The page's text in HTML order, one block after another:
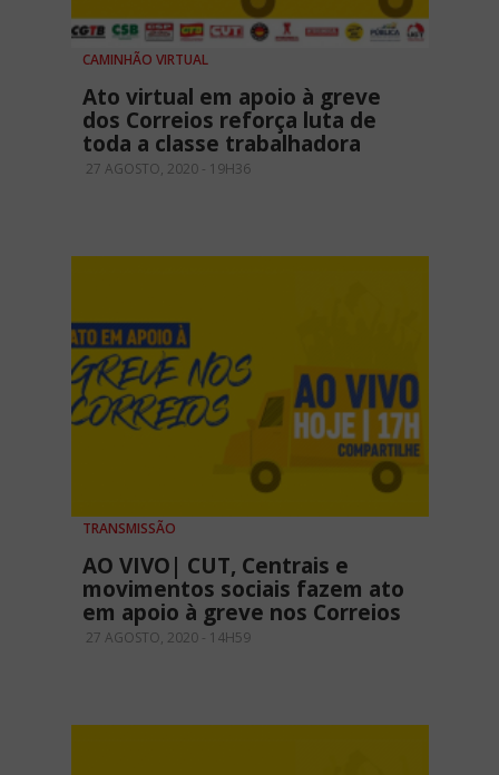
CAMINHÃO VIRTUAL
Ato virtual em apoio à greve
dos Correios reforça luta de
toda a classe trabalhadora
27 AGOSTO, 2020 - 19H36
TRANSMISSÃO
AO VIVO| CUT, Centrais e
movimentos sociais fazem ato
em apoio à greve nos Correios
27 AGOSTO, 2020 - 14H59